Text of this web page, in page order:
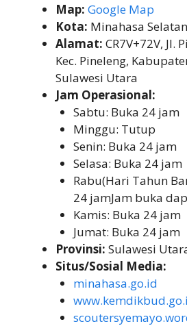
Map: Google Map
Kota: Minahasa Selatan
Alamat: CR7V+72V, Jl.
Kec. Pineleng,
Sulawesi Utara
Jam Operasional:
Sabtu: Buka 24 jam
Minggu: Tutup
Senin: Buka 24 jam
Selasa: Buka 24 jam
Rabu(Hari Tahun
24 jamJam buka
Kamis: Buka 24 jam
Jumat: Buka 24 jam
Provinsi: Sulawesi
Situs/Sosial Media:
minahasa.go.id